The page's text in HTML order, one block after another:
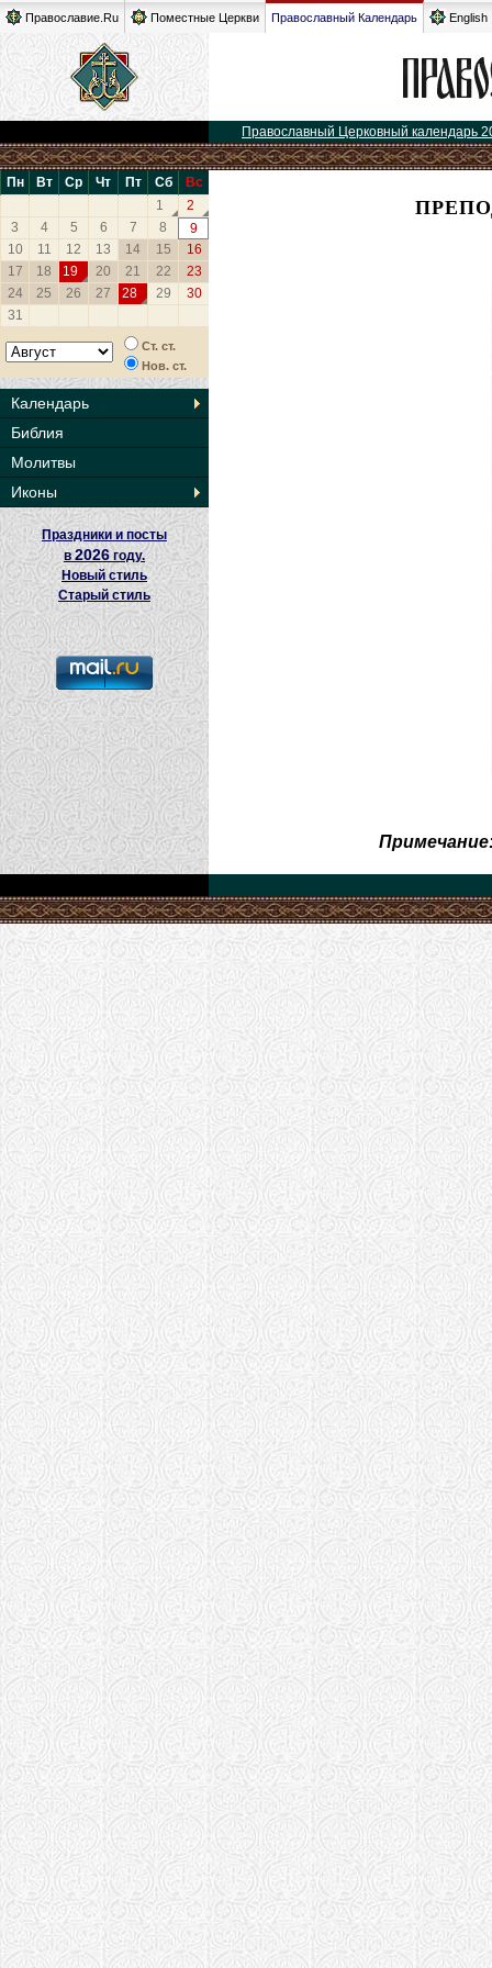
Православие.Ru Поместные Церкви Православный Календарь English
Православный Церковный календарь
Пн Вт Ср Чт Пт Сб
Вс
1
2
3
4 5 6 7 8
9
10
11 12 13 14 15
16
17
18 19 20 21 22
23
24
25 26 27 28 29
30
31
Ст. ст.
Нов. ст.
Календарь
Библия
Молитвы
Иконы
Праздники и посты
в2026 году.
Новый стиль
Старый стиль